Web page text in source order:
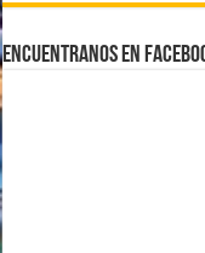
Encuentranos en